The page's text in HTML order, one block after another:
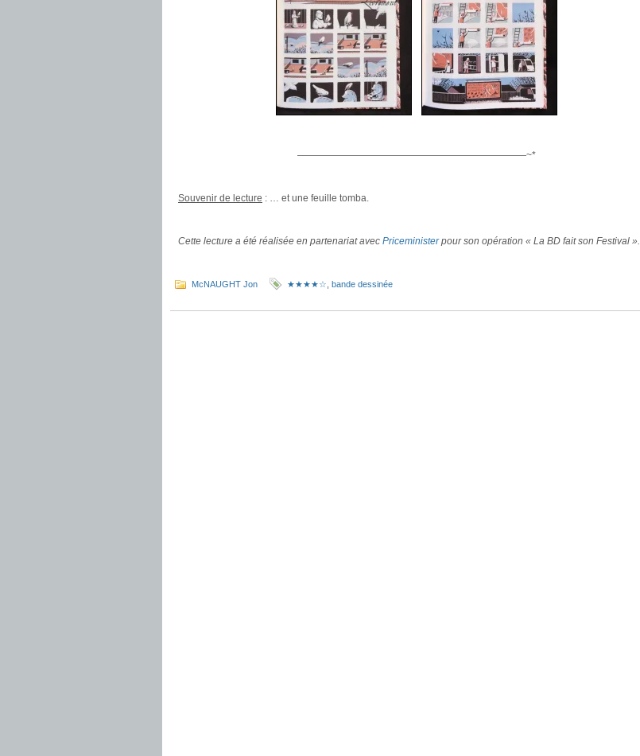
————————————————————————~*
Souvenir de lecture : … et une feuille tomba.
Cette lecture a été réalisée en partenariat avec Priceministerpour son opération « La BD fait son Festival ».
McNAUGHT Jon ★★★★☆ bande dessinée